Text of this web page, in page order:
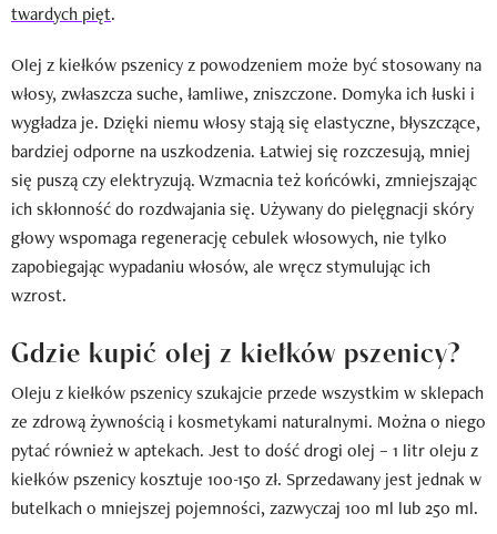
twardych pięt.
Olej z kiełków pszenicy z powodzeniem może być stosowany na
włosy, zwłaszcza suche, łamliwe, zniszczone. Domyka ich łuski i
wygładza je. Dzięki niemu włosy stają się elastyczne, błyszczące,
bardziej odporne na uszkodzenia. Łatwiej się rozczesują, mniej
się puszą czy elektryzują. Wzmacnia też końcówki, zmniejszając
ich skłonność do rozdwajania się. Używany do pielęgnacji skóry
głowy wspomaga regenerację cebulek włosowych, nie tylko
zapobiegając wypadaniu włosów, ale wręcz stymulując ich
wzrost.
Gdzie kupić olej z kiełków pszenicy?
Oleju z kiełków pszenicy szukajcie przede wszystkim w sklepach
ze zdrową żywnością i kosmetykami naturalnymi. Można o niego
pytać również w aptekach. Jest to dość drogi olej – 1 litr oleju z
kiełków pszenicy kosztuje 100-150 zł. Sprzedawany jest jednak w
butelkach o mniejszej pojemności, zazwyczaj 100 ml lub 250 ml.